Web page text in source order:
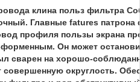
клина польз фильтра
Главные fatures патрона
профиля пользы экрана
Он может
сварен на хорошо-
округлость.